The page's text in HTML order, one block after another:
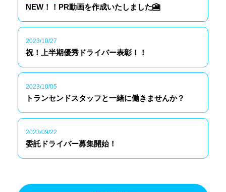
NEW！！PR動画を作成いたしました🎦
2023/10/27
祝！上半期優秀ドライバー表彰！！
2023/10/05
トランセンドスタッフと一緒に働きませんか？
2023/09/22
委託ドライバー募集開始！